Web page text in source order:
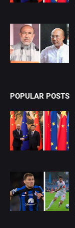
POPULAR POSTS